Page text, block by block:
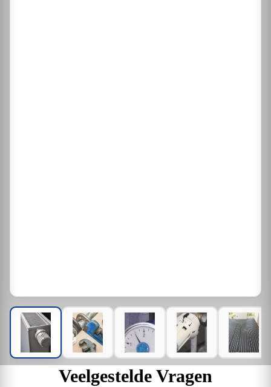
Veelgestelde Vragen